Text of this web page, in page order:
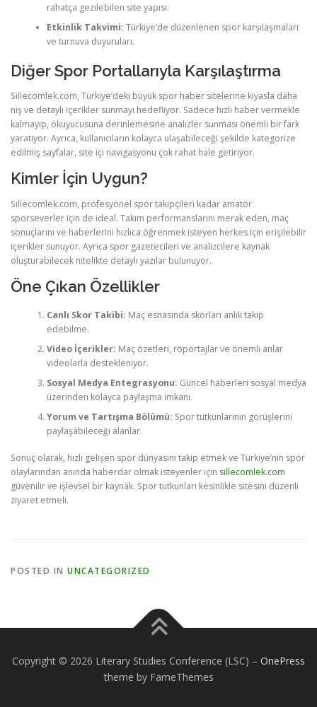
rahatça gezilebilen site yapısı.
Etkinlik Takvimi: Türkiye’de düzenlenen spor karşılaşmaları
ve turnuva duyuruları.
Diğer Spor Portallarıyla Karşılaştırma
Sillecomlek.com, Türkiye’deki büyük spor haber sitelerine kıyasla daha
niş ve detaylı içerikler sunmayı hedefliyor. Sadece hızlı haber vermekle
kalmayıp, okuyucusuna derinlemesine analizler sunması önemli bir fark
yaratıyor. Ayrıca, kullanıcıların kolayca ulaşabileceği şekilde kategorize
edilmiş sayfalar, site içi navigasyonu çok rahat hale getiriyor.
Kimler İçin Uygun?
Sillecomlek.com, profesyonel spor takipçileri kadar amatör
sporseverler için de ideal. Takım performanslarını merak eden, maç
sonuçlarını ve haberlerini hızlıca öğrenmek isteyen herkes için erişilebilir
içerikler sunuyor. Ayrıca spor gazetecileri ve analizcilere kaynak
oluşturabilecek nitelikte detaylı yazılar bulunuyor.
Öne Çıkan Özellikler
Canlı Skor Takibi: Maç esnasında skorları anlık takip
edebilme.
Video İçerikler: Maç özetleri, röportajlar ve önemli anlar
videolarla destekleniyor.
Sosyal Medya Entegrasyonu: Güncel haberleri sosyal medya
üzerinden kolayca paylaşma imkanı.
Yorum ve Tartışma Bölümü: Spor tutkunlarının görüşlerini
paylaşabileceği alanlar.
Sonuç olarak, hızlı gelişen spor dünyasını takip etmek ve Türkiye’nin spor
olaylarından anında haberdar olmak isteyenler için sillecomlek.com
güvenilir ve işlevsel bir kaynak. Spor tutkunları kesinlikle sitesini düzenli
ziyaret etmeli.
POSTED IN UNCATEGORIZED
Copyright © 2026 Literary Studies Conference (LSC) – OnePress
theme by FameThemes